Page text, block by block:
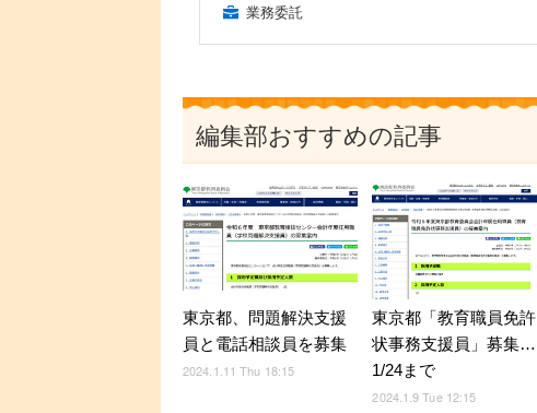
業務委託
編集部おすすめの記事
東京都、問題解決支援
員と電話相談員を募集
2024.1.11 Thu 18:15
東京都「教育職員免許
状事務支援員」募集…
1/24まで
2024.1.9 Tue 12:15